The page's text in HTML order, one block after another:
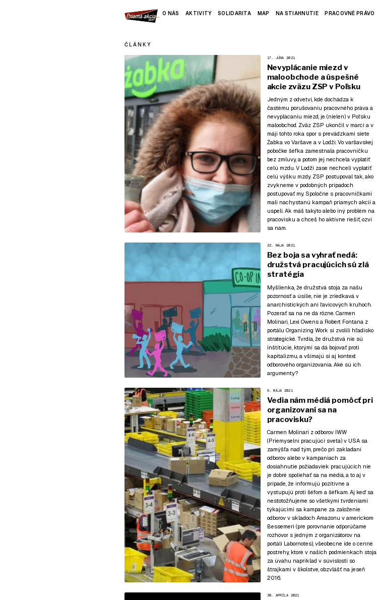
O NÁS AKTIVITY SOLIDARITA MAP NA STIAHNUTIE PRACOVNÉ PRÁVO
ČLÁNKY
17. JÚNA 2021
Nevyplácanie miezd v
maloobchode a úspešné
akcie zväzu ZSP v Poľsku
Jedným z odvetví, kde dochádza k
častému porušovaniu pracovného práva a
nevyplácaniu miezd, je (nielen) v Poľsku
maloobchod. Zväz ZSP ukončil v marci a v
máji tohto roka spor s prevádzkami siete
Żabka vo Varšave a v Lodži. Vo varšavskej
pobočke šéfka zamestnala pracovníčku
bez zmluvy, a potom jej nechcela vyplatiť
celú mzdu. V Lodži zase nechceli vyplatiť
celú výšku mzdy. ZSP postupoval tak, ako
zvykneme v podobných prípadoch
postupovať my. Spoločne s pracovníčkami
mali nachystanú kampaň priamych akcií a
uspeli. Ak máš takýto alebo iný problém na
pracovisku a chceš ho aktívne riešiť, ozvi
sa nám.
22. MÁJA 2021
Bez boja sa vyhrať nedá:
družstvá pracujúcich sú zlá
stratégia
Myšlienka, že družstvá stoja za našu
pozornosť a úsilie, nie je zriedkavá v
anarchistických ani ľavicových kruhoch.
Pozerať sa na ne dá rôzne. Carmen
Molinari, Lexi Owens a Robert Fontana z
portálu Organizing Work si zvolili hľadisko
strategické. Tvrdia, že družstvá nie sú
inštitúcie, ktorými sa dá bojovať proti
kapitalizmu, a všímajú si aj kontext
odborového organizovania. Aké sú ich
argumenty?
9. MÁJA 2021
Vedia nám médiá pomôcť pri
organizovaní sa na
pracovisku?
Carmen Molinari z odborov IWW
(Priemyselní pracujúci sveta) v USA sa
zamýšľa nad tým, prečo pri zakladaní
odborov alebo v kampaniach za
dosiahnutie požiadaviek pracujúcich nie
je dobré spoliehať sa na médiá, a to aj v
prípade, že informujú pozitívne a
vystupujú proti šéfom a šéfkam. Aj keď sa
nestotožňujeme so všetkými tvrdeniami
týkajúcimi sa kampane za založenie
odborov v skladoch Amazonu v americkom
Bessemeri (pre porovnanie odporúčame
rozhovor s jedným z organizátorov na
portáli Labornotes), všeobecne ide o cenné
postrehy, ktoré v našich podmienkach stoja
za úvahu napríklad v súvislosti so
štrajkami v školstve, obzvlášť na jeseň
2016.
30. APRÍLA 2021